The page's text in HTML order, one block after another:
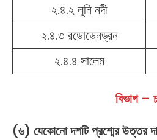
২.৪.২ লুনি নদী
২.৪.৩ রডোডেনড্রন
২.৪.৪ সালেম
বিভাগ –
(৬) যেকোনো দশটি প্রশ্মের উত্তর